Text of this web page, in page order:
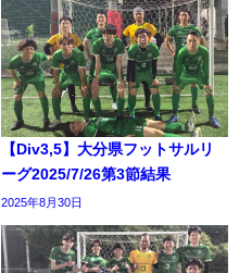
【Div3,5】大分県フットサルリ
ーグ2025/7/26第3節結果
2025年8月30日